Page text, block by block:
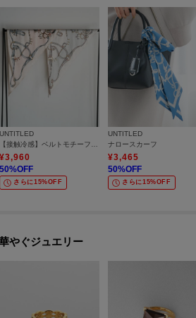
UNTITLED
【接触冷感】ベルトモチーフ・トライアングルスカーフ
¥3,960
50%OFF
さらに15%OFF
UNTITLED
ナロースカーフ
¥3,465
50%OFF
さらに15%OFF
やぐジュエリー